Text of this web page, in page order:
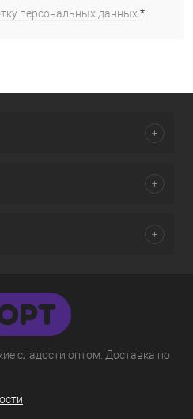
персональных данных.*
сладости оптом. Доставка по